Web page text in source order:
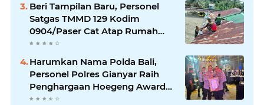
Beri Tampilan Baru, Personel
Satgas TMMD 129 Kodim
0904/Paser Cat Atap Rumah
Marbot
Harumkan Nama Polda Bali,
Personel Polres Gianyar Raih
Penghargaan Hoegeng Awards
2026